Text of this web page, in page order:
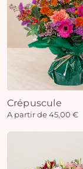
Crépuscule
A partir de 45,00 €